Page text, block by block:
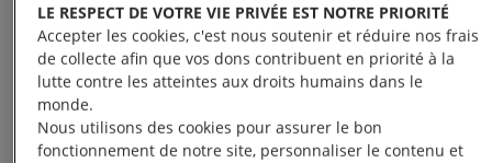
Plus de 51 000 palestinien·nes
ont été tué·es depuis le 8 octobre
LE RESPECT DE VOTRE VIE PRIVÉE EST NOTRE PRIORITÉ
Accepter les cookies, c'est nous soutenir et réduire nos frais
de collecte afin que vos dons contribuent en priorité à la
lutte contre les atteintes aux droits humains dans le
monde.
Nous utilisons des cookies pour assurer le bon
fonctionnement de notre site, personnaliser le contenu et